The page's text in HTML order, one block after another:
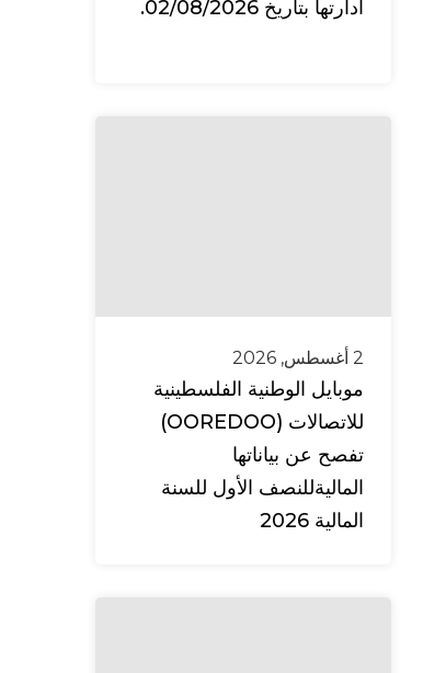
ادارتها بتاريخ 02/08/2026.
2 أغسطس, 2026
موبايل الوطنية الفلسطينية
للاتصالات (OOREDOO)
تفصح عن بياناتها
الماليةللنصف الأول للسنة
المالية 2026